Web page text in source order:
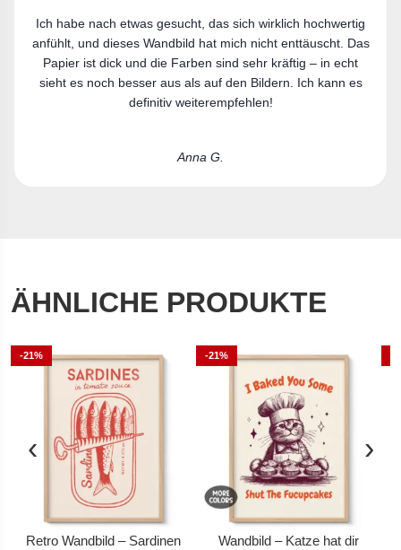
Ich bin sehr zufrieden. Der Leinwanddruck gefällt mir richtig
gut und passt perfekt in meine Wohnung.
Laura R.
ÄHNLICHE PRODUKTE
‹
-21%
Retro Wandbild – Sardinen
-21%
Wandbild – Katze hat dir
›